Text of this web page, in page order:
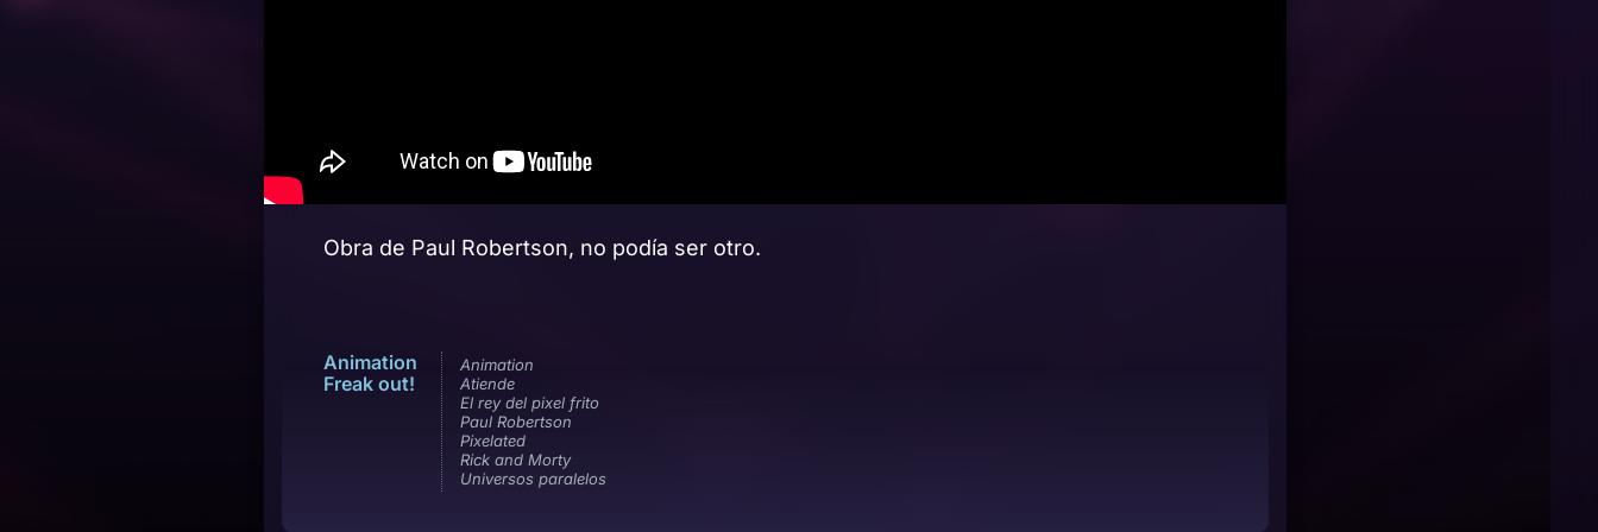
Obra de Paul Robertson, no podía ser otro.
Animation
Freak out!
Animation
Atiende
El rey del pixel frito
Paul Robertson
Pixelated
Rick and Morty
Universos paralelos